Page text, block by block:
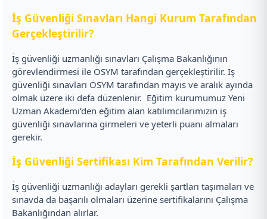
İş Güvenliği Sınavları Hangi Kurum Tarafından
Gerçekleştirilir?
İş güvenliği uzmanlığı sınavları Çalışma Bakanlığının
görevlendirmesi ile ÖSYM tarafından gerçekleştirilir. İş
güvenliği sınavları ÖSYM tarafından mayıs ve aralık ayında
olmak üzere iki defa düzenlenir. Eğitim kurumumuz Yeni
Uzman Akademi’den eğitim alan katılımcılarımızın iş
güvenliği sınavlarına girmeleri ve yeterli puanı almaları
gerekir.
İş Güvenliği Sertifikası Kim Tarafından Verilir?
İş güvenliği uzmanlığı adayları gerekli şartları taşımaları ve
sınavda da başarılı olmaları üzerine sertifikalarını Çalışma
Bakanlığından alırlar.